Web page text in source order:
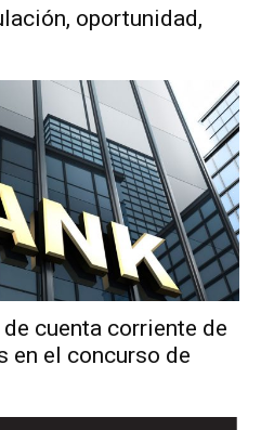
oportunidad,
cuenta corriente de
en el concurso de